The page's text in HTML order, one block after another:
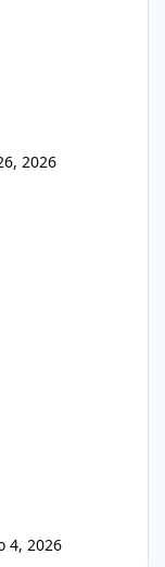
2026
4, 2026